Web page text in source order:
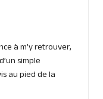
à m’y retrouver,
simple
au pied de la